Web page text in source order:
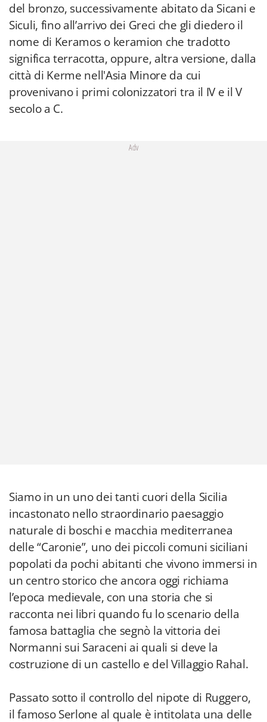
del bronzo, successivamente abitato da Sicani e
Siculi, fino all’arrivo dei Greci che gli diedero il
nome di Keramos o keramion che tradotto
significa terracotta, oppure, altra versione, dalla
città di Kerme nell'Asia Minore da cui
provenivano i primi colonizzatori tra il IV e il V
secolo a C.
Adv
Siamo in un uno dei tanti cuori della Sicilia
incastonato nello straordinario paesaggio
naturale di boschi e macchia mediterranea
delle “Caronie”, uno dei piccoli comuni siciliani
popolati da pochi abitanti che vivono immersi in
un centro storico che ancora oggi richiama
l’epoca medievale, con una storia che si
racconta nei libri quando fu lo scenario della
famosa battaglia che segnò la vittoria dei
Normanni sui Saraceni ai quali si deve la
costruzione di un castello e del Villaggio Rahal.
Passato sotto il controllo del nipote di Ruggero,
il famoso Serlone al quale è intitolata una delle